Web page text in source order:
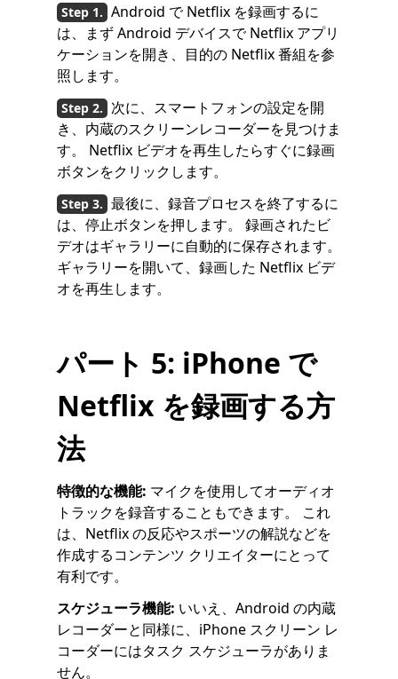
Android で Netflix を録画するに
は、まず Android デバイスで Netflix アプリ
ケーションを開き、目的の Netflix 番組を参
照します。
次に、スマートフォンの設定を開
き、内蔵のスクリーンレコーダーを見つけま
す。 Netflix ビデオを再生したらすぐに録画
ボタンをクリックします。
最後に、録音プロセスを終了するに
は、停止ボタンを押します。 録画されたビ
デオはギャラリーに自動的に保存されます。
ギャラリーを開いて、録画した Netflix ビデ
オを再生します。
パート 5: iPhone で
Netflix を録画する方
法
特徴的な機能: マイクを使用してオーディオ
トラックを録音することもできます。 これ
は、Netflix の反応やスポーツの解説などを
作成するコンテンツ クリエイターにとって
有利です。
スケジューラ機能: いいえ、Android の内蔵
レコーダーと同様に、iPhone スクリーン レ
コーダーにはタスク スケジューラがありま
せん。